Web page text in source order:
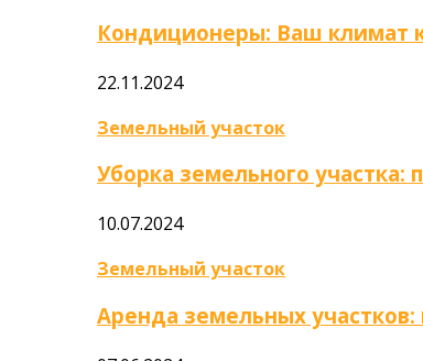
Кондиционеры: Ваш климат
22.11.2024
Земельный участок
Уборка земельного
10.07.2024
Земельный участок
Аренда земельных участков: